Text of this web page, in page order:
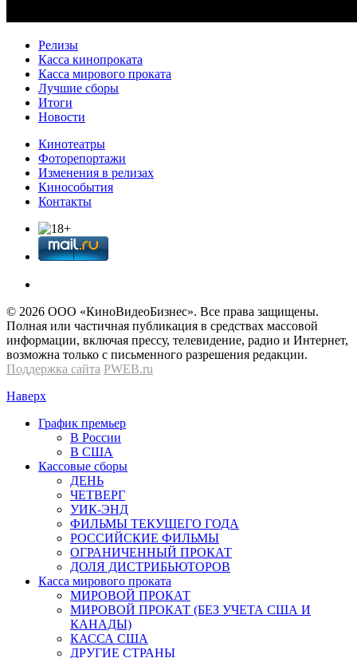
Релизы
Касса кинопроката
Касса мирового проката
Лучшие сборы
Итоги
Новости
Кинотеатры
Фоторепортажи
Изменения в релизах
Кинособытия
Контакты
© 2026 OOО «КиноВидеоБизнес». Все права защищены.
Полная или частичная публикация в средствах массовой
информации, включая прессу, телевидение, радио и Интернет,
возможна только с письменного разрешения редакции.
Поддержка сайта PWEB.ru
Наверх
График премьер
В России
В США
Кассовые сборы
ДЕНЬ
ЧЕТВЕРГ
УИК-ЭНД
ФИЛЬМЫ ТЕКУЩЕГО ГОДА
РОССИЙСКИЕ ФИЛЬМЫ
ОГРАНИЧЕННЫЙ ПРОКАТ
ДОЛЯ ДИСТРИБЬЮТОРОВ
Касса мирового проката
МИРОВОЙ ПРОКАТ
МИРОВОЙ ПРОКАТ (БЕЗ УЧЕТА США И
КАНАДЫ)
КАССА США
ДРУГИЕ СТРАНЫ